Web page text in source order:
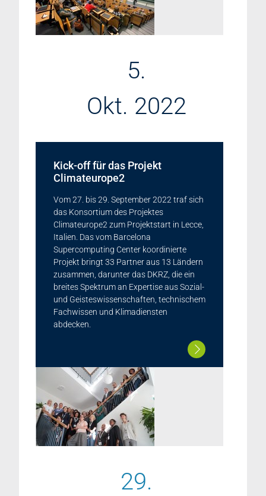
5.
Okt. 2022
Kick-off für das Projekt
Climateurope2
Vom 27. bis 29. September 2022 traf sich
das Konsortium des Projektes
Climateurope2 zum Projektstart in Lecce,
Italien. Das vom Barcelona
Supercomputing Center koordinierte
Projekt bringt 33 Partner aus 13 Ländern
zusammen, darunter das DKRZ, die ein
breites Spektrum an Expertise aus Sozial-
und Geisteswissenschaften, technischem
Fachwissen und Klimadiensten
abdecken.
29.